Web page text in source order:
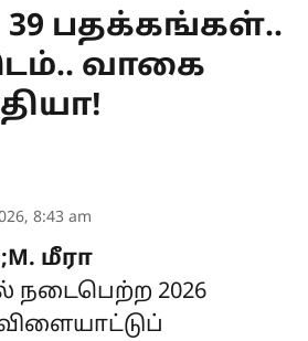
| 39 பதக்கங்கள்..
வாகை
8:43 am
மீரா
2026